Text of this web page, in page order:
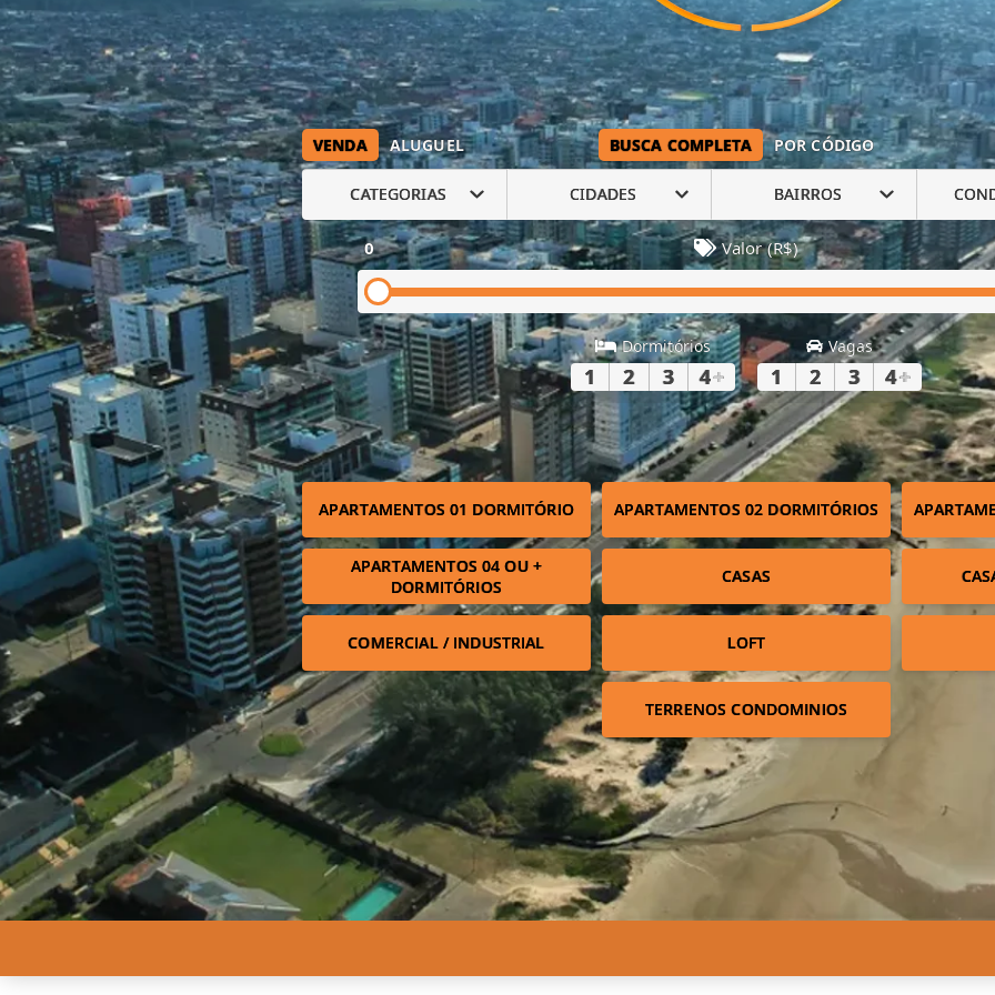
VENDA ALUGUEL BUSCA COMPLETA POR CÓDIGO
CATEGORIAS CIDADES BAIRROS
0 Valor (R$)
Dormitórios
1 2 3 4+
Vagas
1 2 3 4+
APARTAMENTOS 01 DORMITÓRIO APARTAMENTOS 02 DORMITÓRIOS
APARTAMENTOS 04 OU +
DORMITÓRIOS
CASAS
COMERCIAL / INDUSTRIAL LOFT
TERRENOS CONDOMINIOS